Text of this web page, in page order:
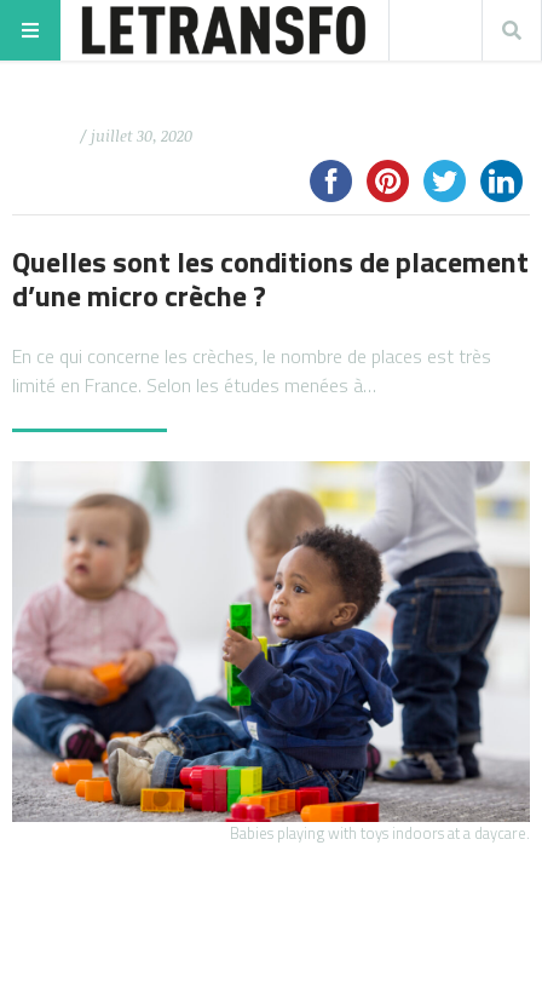
/ juillet 30, 2020
Quelles sont les conditions de placement
d’une micro crèche ?
En ce qui concerne les crèches, le nombre de places est très
limité en France. Selon les études menées à…
Babies playing with toys indoors at a daycare.